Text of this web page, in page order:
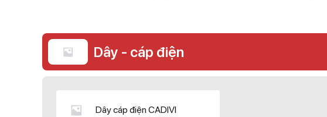
Dây - cáp điện
Dây cáp điện CADIVI